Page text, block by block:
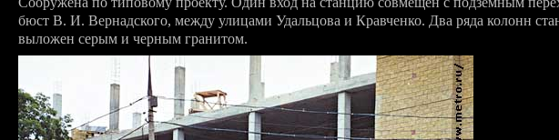
бюст В. И. Вернадского, между улицами Удальцова и Кравченко. Два ряда колонн
выложен серым и черным гранитом.